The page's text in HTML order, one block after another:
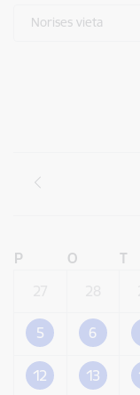
Norises vieta
P O T
5 6
12 13